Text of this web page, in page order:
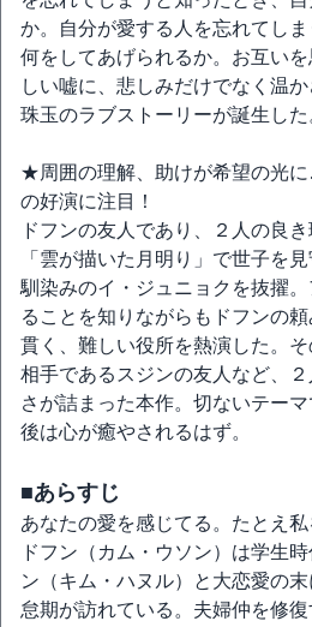
か。自分が愛する人を忘れてし
何をしてあげられるか。お互い
しい嘘に、悲しみだけでなく温
珠玉のラブストーリーが誕生した
★周囲の理解、助けが希望の光
の好演に注目！
ドフンの友人であり、２人の良
「雲が描いた月明り」で世子を
馴染みのイ・ジュニョクを抜擢
ることを知りながらもドフンの
貫く、難しい役所を熱演した。
相手であるスジンの友人など、
さが詰まった本作。切ないテー
後は心が癒やされるはず。
■あらすじ
あなたの愛を感じてる。たとえ
ドフン（カム・ウソン）は学生
ン（キム・ハヌル）と大恋愛の
怠期が訪れている。夫婦仲を修